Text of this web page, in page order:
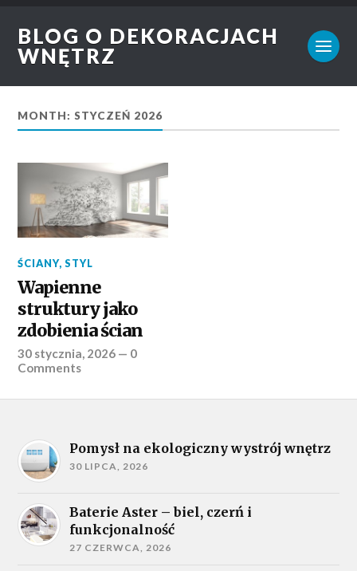
BLOG O DEKORACJACH
WNĘTRZ
MONTH: STYCZEŃ 2026
ŚCIANY,STYL
Wapienne
struktury jako
zdobienia ścian
30 stycznia, 2026 — 0
Comments
Pomysł na ekologiczny wystrój wnętrz
30 LIPCA, 2026
Baterie Aster – biel, czerń i
funkcjonalność
27 CZERWCA, 2026